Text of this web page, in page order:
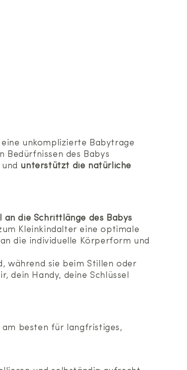
unkomplizierte Babytrage
Bedürfnissen des Babys
unterstützt die natürliche
an die Schrittlänge des Babys
Kleinkindalter eine optimale
die individuelle Körperform und
während sie beim Stillen oder
dein Handy, deine Schlüssel
am besten für langfristiges,